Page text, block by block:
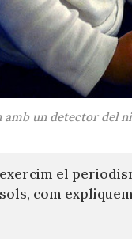
amb un detector del
el
com